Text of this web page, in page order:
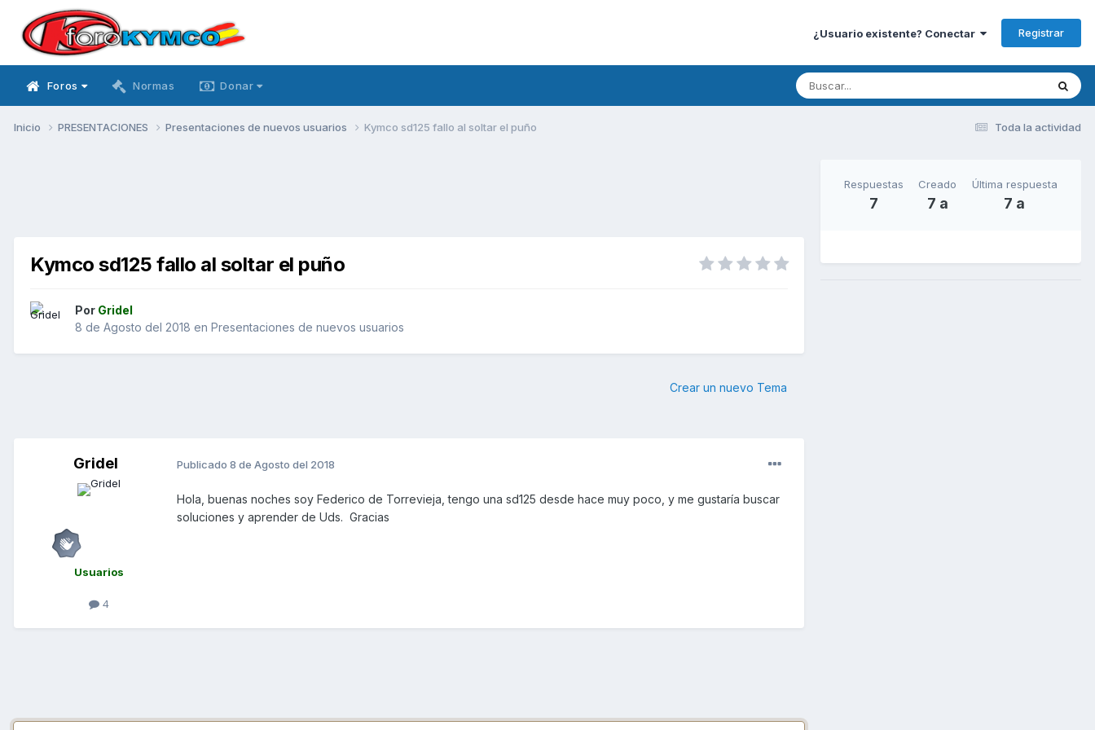
¿Usuario existente? Conectar Registrar
Foros Normas Donar
Toda la actividad
Inicio PRESENTACIONES Presentaciones de nuevos usuarios Kymco sd125 fallo al soltar el puño
Kymco sd125 fallo al soltar el puño
Por Gridel
8 de Agosto del 2018 en Presentaciones de nuevos usuarios
Crear un nuevo Tema
Gridel
Usuarios
4
Publicado 8 de Agosto del 2018
Hola, buenas noches soy Federico de Torrevieja, tengo una sd125 desde hace muy poco, y me gustaría buscar
soluciones y aprender de Uds. Gracias
Respuestas
7
Creado
7 a
Última respuesta
7 a